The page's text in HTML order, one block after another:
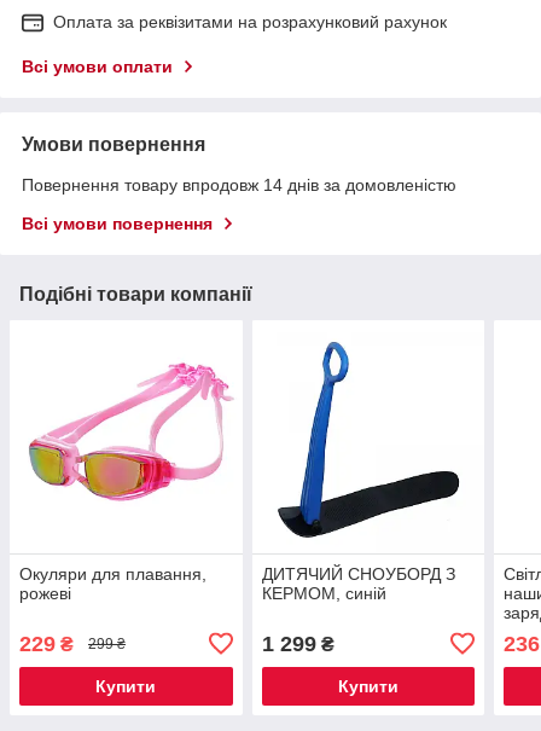
Оплата за реквізитами на розрахунковий рахунок
Всі умови оплати
Умови повернення
Повернення товару впродовж 14 днів за домовленістю
Всі умови повернення
Подібні товари компанії
Окуляри для плавання,
рожеві
229 ₴ 299 ₴
Купити
ДИТЯЧИЙ СНОУБОРД З
КЕРМОМ, синій
1 299₴
Купити